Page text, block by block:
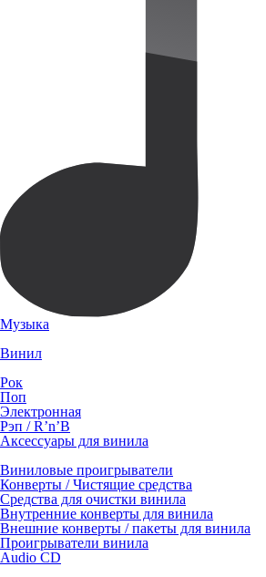
Музыка
Винил
Рок
Поп
Электронная
Рэп / R’n’B
Аксессуары для винила
Виниловые проигрыватели
Конверты / Чистящие средства
Средства для очистки винила
Внутренние конверты для винила
Внешние конверты / пакеты для винила
Проигрыватели винила
Audio CD